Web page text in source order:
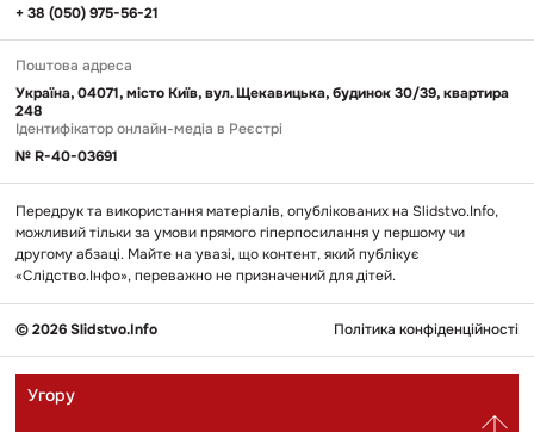
Передрук та використання матеріалів, опублікованих на Slidstvo.Info,
можливий тільки за умови прямого гіперпосилання у першому чи
другому абзаці. Майте на увазі, що контент, який публікує
«Слідство.Інфо», переважно не призначений для дітей.
© 2026 Slidstvo.Info Політика конфіденційності
+ 38 (050) 975-56-21
Поштова адреса
Україна, 04071, місто Київ, вул. Щекавицька, будинок 30/39, квартира
248
Ідентифікатор онлайн-медіа в Реєстрі
№ R-40-03691
Угору